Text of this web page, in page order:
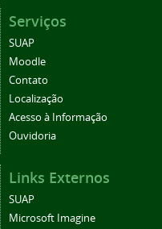
Serviços
SUAP
Moodle
Contato
Localização
Acesso à Informação
Ouvidoria
Links Externos
SUAP
Microsoft Imagine